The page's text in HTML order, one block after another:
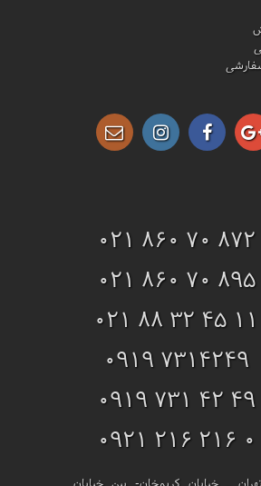
021 860 70 872
021 860 70 895
021 88 32 45 11
0919 7314249
0919 731 42 49
0921 216 216 0
ـ خیابان کریمخان- بین خیابان